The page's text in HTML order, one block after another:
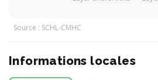
Source : SCHL-CMHC
Informations locales